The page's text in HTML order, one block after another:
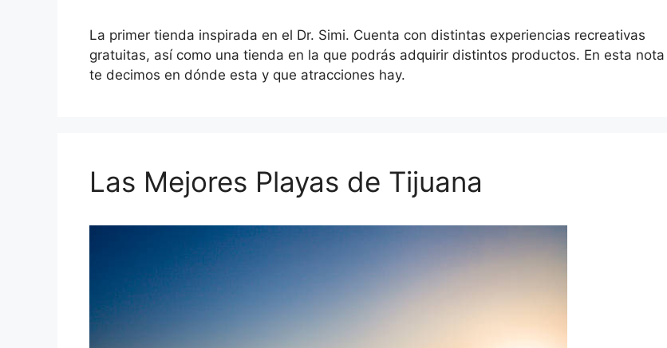
La primer tienda inspirada en el Dr. Simi. Cuenta con distintas experiencias recreativas
gratuitas, así como una tienda en la que podrás adquirir distintos productos. En esta nota
te decimos en dónde esta y que atracciones hay.
Las Mejores Playas de Tijuana